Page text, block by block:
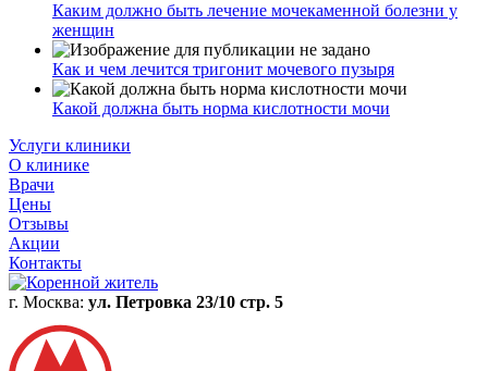
Каким должно быть лечение мочекаменной болезни у
женщин
Как и чем лечится тригонит мочевого пузыря
Какой должна быть норма кислотности мочи
Услуги клиники
О клинике
Врачи
Цены
Отзывы
Акции
Контакты
г. Москва: ул. Петровка 23/10 стр. 5